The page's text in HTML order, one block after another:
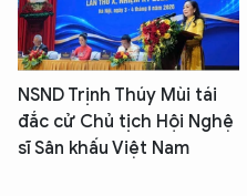
NSND Trịnh Thúy Mùi tái
đắc cử Chủ tịch Hội Nghệ
sĩ Sân khấu Việt Nam